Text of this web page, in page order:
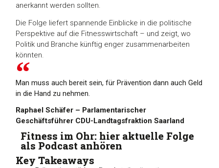
anerkannt werden sollten.
Die Folge liefert spannende Einblicke in die politische
Perspektive auf die Fitnesswirtschaft – und zeigt, wo
Politik und Branche künftig enger zusammenarbeiten
könnten.
Man muss auch bereit sein, für Prävention dann auch Geld
in die Hand zu nehmen.
Raphael Schäfer – Parlamentarischer
Geschäftsführer CDU-Landtagsfraktion Saarland
Fitness im Ohr: hier aktuelle Folge
als Podcast anhören
Key Takeaways